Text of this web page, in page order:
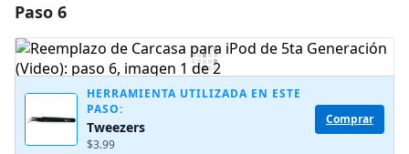
Agregar Comentario
Publicar comentario
Paso 6
HERRAMIENTA UTILIZADA EN ESTE
PASO:
Tweezers
$3.99
Comprar